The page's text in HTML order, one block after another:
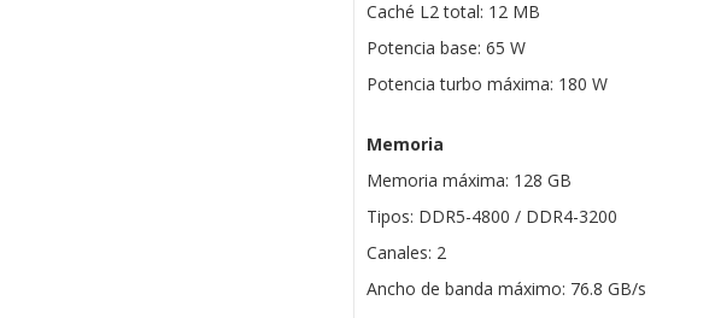
Caché L2 total: 12 MB
Potencia base: 65 W
Potencia turbo máxima: 180 W
Memoria
Memoria máxima: 128 GB
Tipos: DDR5-4800 / DDR4-3200
Canales: 2
Ancho de banda máximo: 76.8 GB/s